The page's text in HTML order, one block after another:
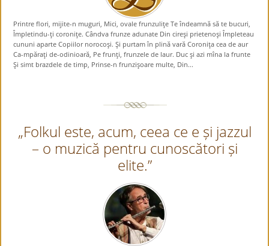
Printre flori, mijite-n muguri, Mici, ovale frunzuliţe Te îndeamnă să te bucuri,
Împletindu-ţi coroniţe. Cândva frunze adunate Din cireşi prietenoşi Împleteau
cununi aparte Copiilor norocoşi. Şi purtam în plină vară Coroniţa cea de aur
Ca-mpăraţi de-odinioară, Pe frunţi, frunzele de laur. Duc şi azi mîna la frunte
Şi simt brazdele de timp, Prinse-n frunzişoare multe, Din...
„Folkul este, acum, ceea ce e și jazzul
– o muzică pentru cunoscători și
elite.”